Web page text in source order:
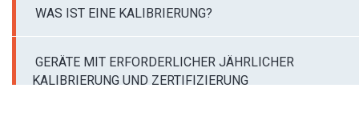
WAS IST EINE KALIBRIERUNG?
GERÄTE MIT ERFORDERLICHER JÄHRLICHER
KALIBRIERUNG UND ZERTIFIZIERUNG